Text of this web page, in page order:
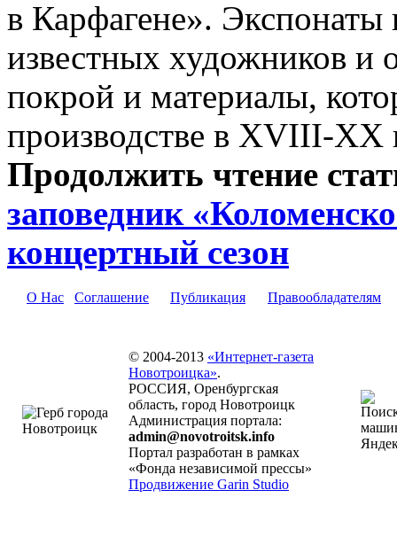
в Карфагене».
известных художников и
покрой и материалы,
производстве в XVIII-XX
Продолжить чтение
заповедник
концертный сезон
О Нас Соглашение Публикация Правообладателям
© 2004-2013 «Интернет-газета
Новотроицка».
РОССИЯ, Оренбургская
область, город Новотроицк
Администрация портала:
admin@novotroitsk.info
Портал разработан в рамках
«Фонда независимой прессы»
Продвижение Garin Studio